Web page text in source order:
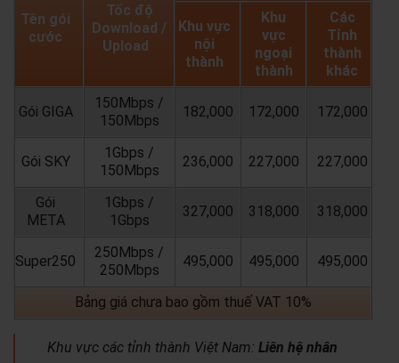
Tên gói
cước
Tốc độ
Download /
Upload
Khu vực
nội
thành
Khu
vực
ngoại
thành
Các
Tỉnh
thành
khác
Gói GIGA
150Mbps /
150Mbps
182,000 172,000 172,000
Gói SKY
1Gbps /
150Mbps
236,000 227,000 227,000
Gói
META
1Gbps /
1Gbps
327,000 318,000 318,000
Super250
250Mbps /
250Mbps
495,000 495,000 495,000
Bảng giá chưa bao gồm thuế VAT 10%
Khu vực các tỉnh thành Việt Nam: Liên hệ nhân